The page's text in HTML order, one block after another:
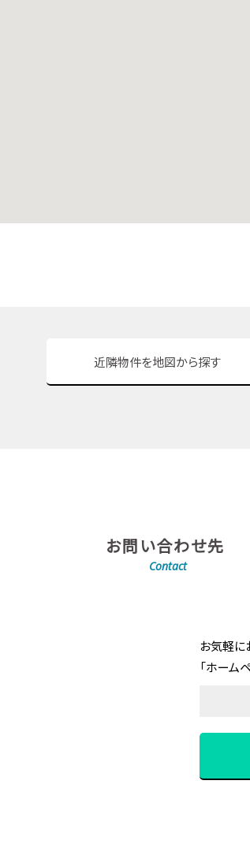
近隣物件を地図から探す
お問い合わせ先
Contact
お気軽に
「ホーム